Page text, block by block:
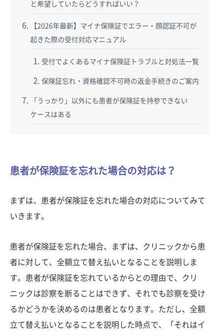
と希望していたらどうすればいい？
【2026年最新】マイナ保険証でエラー・顔認証不可が
起きた際の受付対応マニュアル
受付でよくあるマイナ保険証トラブルと対処法一覧
保険証忘れ・資格確認不可時の返金手続きのご案内
「うっかり」以外にも患者が保険証を持参できない
ケースはある
患者が保険証を忘れた場合の対応は？
まずは、患者が保険証を忘れた場合の対応についてみて
いきます。
患者が保険証を忘れた場合、まずは、クリニックから患
者に対して、全額立て替え払いとなることを説明しま
す。患者が保険証を忘れているからとの理由で、クリ
ニックは診察を断ることはできず、それでも診察を受け
るかどうかを決めるのは患者となります。ただし、全額
立て替え払いとなることを説明した時点で、「それはイ